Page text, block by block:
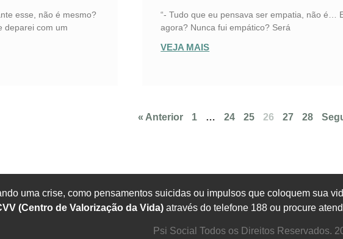
esse, não é mesmo?
deparei com um
“- Tudo que eu pensava ser empatia, não é…
agora? Nunca fui empático? Será
VEJA MAIS
« Anterior 1 … 24 25 26 27 28
uma crise, como pensamentos suicidas ou impulsos que coloquem sua
(Centro de Valorização da Vida) através do telefone 188 ou procure
Psi Social Todos os Direitos Reservados.